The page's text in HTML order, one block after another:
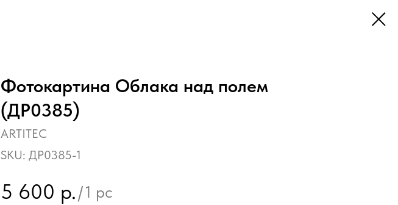
Фотокартина Облака над полем
(ДР0385)
ARTITEC
SKU: ДР0385-1
5 600 р./1 pc